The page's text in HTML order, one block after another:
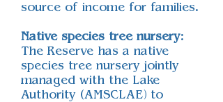
source of income for families.
Native species tree nursery:
The Reserve has a native
species tree nursery jointly
managed with the Lake
Authority (AMSCLAE) to